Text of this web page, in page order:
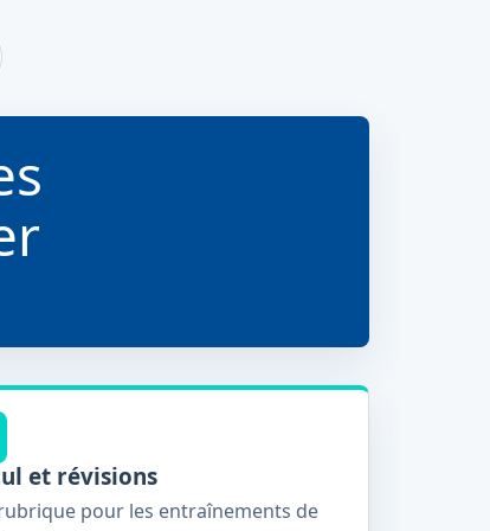
et révisions
pour les entraînements de